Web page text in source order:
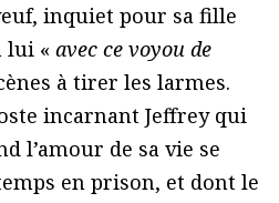
inquiet pour sa fille
lui « avec ce voyou de
à tirer les larmes.
incarnant Jeffrey qui
l’amour de sa vie se
en prison, et dont le